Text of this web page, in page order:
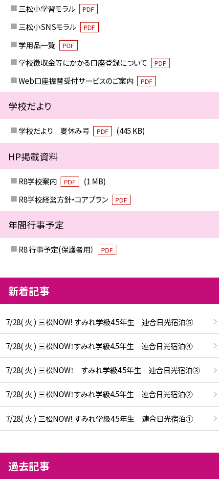
三松小学習モラル PDF
三松小SNSモラル PDF
学用品一覧 PDF
学校徴収金等にかかる口座登録について PDF
Web口座振替受付サービスのご案内 PDF
学校だより
学校だより 夏休み号 PDF (445 KB)
HP掲載資料
R8学校案内 PDF
(1 MB)
R8学校経営方針・コアプラン
PDF
年間行事予定
R8 行事予定(保護者用） PDF
新着記事
7/28( 火 ) 三松NOW! すみれ学級4.5年生 連合日光宿泊⑤
7/28( 火 ) 三松NOW！すみれ学級4.5年生 連合日光宿泊④
7/28( 火 ) 三松NOW！ すみれ学級4.5年生 連合日光宿泊③
7/28( 火 ) 三松NOW！すみれ学級4.5年生 連合日光宿泊②
7/28( 火 ) 三松NOW! すみれ学級4.5年生 連合日光宿泊①
過去記事